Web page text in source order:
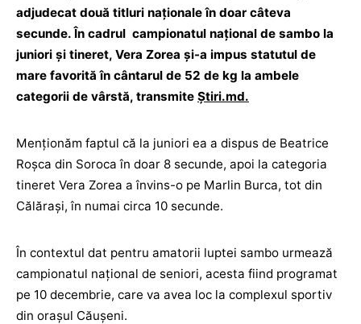
adjudecat două titluri naționale în doar câteva
secunde. În cadrul campionatul național de sambo la
juniori și tineret, Vera Zorea și-a impus statutul de
mare favorită în cântarul de 52 de kg la ambele
categorii de vârstă, transmite Știri.md.
Menționăm faptul că la juniori ea a dispus de Beatrice
Roșca din Soroca în doar 8 secunde, apoi la categoria
tineret Vera Zorea a învins-o pe Marlin Burca, tot din
Călărași, în numai circa 10 secunde.
În contextul dat pentru amatorii luptei sambo urmează
campionatul național de seniori, acesta fiind programat
pe 10 decembrie, care va avea loc la complexul sportiv
din orașul Căușeni.